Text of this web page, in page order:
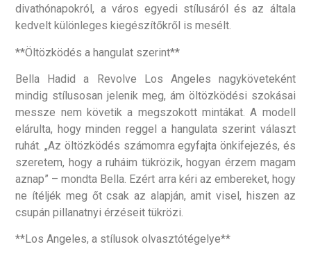
divathónapokról, a város egyedi stílusáról és az általa
kedvelt különleges kiegészítőkről is mesélt.
**Öltözködés a hangulat szerint**
Bella Hadid a Revolve Los Angeles nagyköveteként
mindig stílusosan jelenik meg, ám öltözködési szokásai
messze nem követik a megszokott mintákat. A modell
elárulta, hogy minden reggel a hangulata szerint választ
ruhát. „Az öltözködés számomra egyfajta önkifejezés, és
szeretem, hogy a ruháim tükrözik, hogyan érzem magam
aznap” – mondta Bella. Ezért arra kéri az embereket, hogy
ne ítéljék meg őt csak az alapján, amit visel, hiszen az
csupán pillanatnyi érzéseit tükrözi.
**Los Angeles, a stílusok olvasztótégelye**